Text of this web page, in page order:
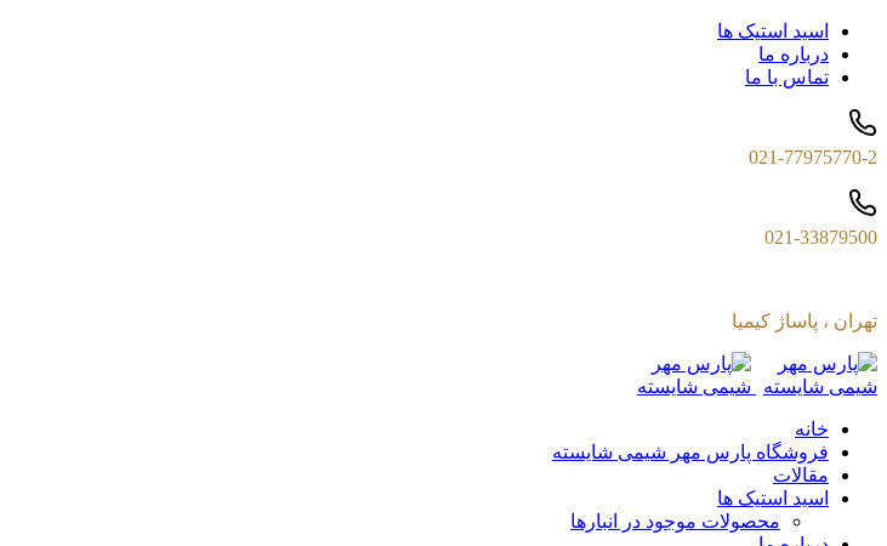
اسید استیک ها
درباره ما
تماس با ما
021-77975770-2
021-33879500
تهران ، پاساژ کیمیا
خانه
فروشگاه پارس مهر شیمی شایسته
مقالات
اسید استیک ها
محصولات موجود در انبارها